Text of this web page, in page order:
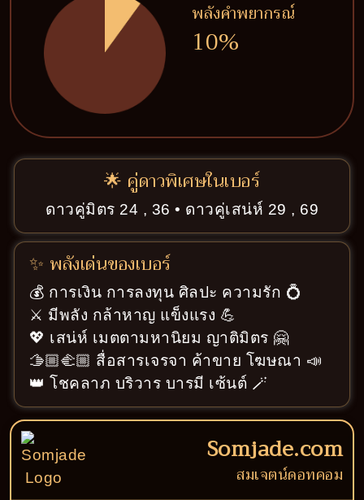
พลังคำพยากรณ์
10%
🌟 คู่ดาวพิเศษในเบอร์
ดาวคู่มิตร 24 , 36 • ดาวคู่เสน่ห์ 29 , 69
✨ พลังเด่นของเบอร์
💰 การเงิน การลงทุน ศิลปะ ความรัก 💍
⚔️ มีพลัง กล้าหาญ แข็งแรง 💪
💖 เสน่ห์ เมตตามหานิยม ญาติมิตร 🤗
🫱🏼‍🫲🏼 สื่อสารเจรจา ค้าขาย โฆษณา 📣
👑 โชคลาภ บริวาร บารมี เซ้นต์ 🪄
Somjade.com
สมเจตน์ดอทคอม